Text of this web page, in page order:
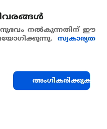
നൽകുന്നതിന് ഈ
സ്വകാര്യത
അംഗീകരിക്കുക